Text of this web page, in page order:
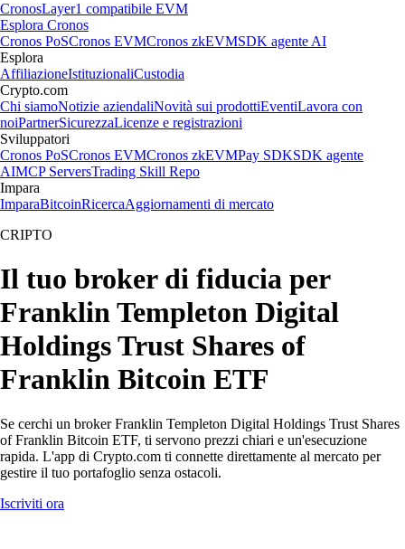
CronosLayer1 compatibile EVM
Esplora Cronos
Cronos PoSCronos EVMCronos zkEVMSDK agente AI
Esplora
AffiliazioneIstituzionaliCustodia
Crypto.com
Chi siamoNotizie aziendaliNovità sui prodottiEventiLavora con
noiPartnerSicurezzaLicenze e registrazioni
Sviluppatori
Cronos PoSCronos EVMCronos zkEVMPay SDKSDK agente
AIMCP ServersTrading Skill Repo
Impara
ImparaBitcoinRicercaAggiornamenti di mercato
CRIPTO
Il tuo broker di fiducia per
Franklin Templeton Digital
Holdings Trust Shares of
Franklin Bitcoin ETF
Se cerchi un broker Franklin Templeton Digital Holdings Trust Shares
of Franklin Bitcoin ETF, ti servono prezzi chiari e un'esecuzione
rapida. L'app di Crypto.com ti connette direttamente al mercato per
gestire il tuo portafoglio senza ostacoli.
Iscriviti ora